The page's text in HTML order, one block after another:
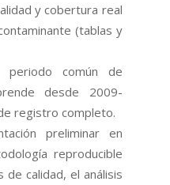
y cobertura real
(tablas y
periodo común de
desde 2009-
registro completo.
preliminar en
reproducible
de calidad, el análisis